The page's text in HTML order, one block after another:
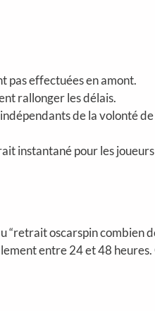
pas effectuées en amont.
rallonger les délais.
de la volonté de
instantané pour les
“retrait oscarspin combien
entre 24 et 48